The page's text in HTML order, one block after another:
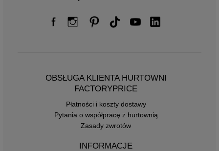
OBSŁUGA KLIENTA HURTOWNI
FACTORYPRICE
Płatności i koszty dostawy
Pytania o współpracę z hurtownią
Zasady zwrotów
INFORMACJE